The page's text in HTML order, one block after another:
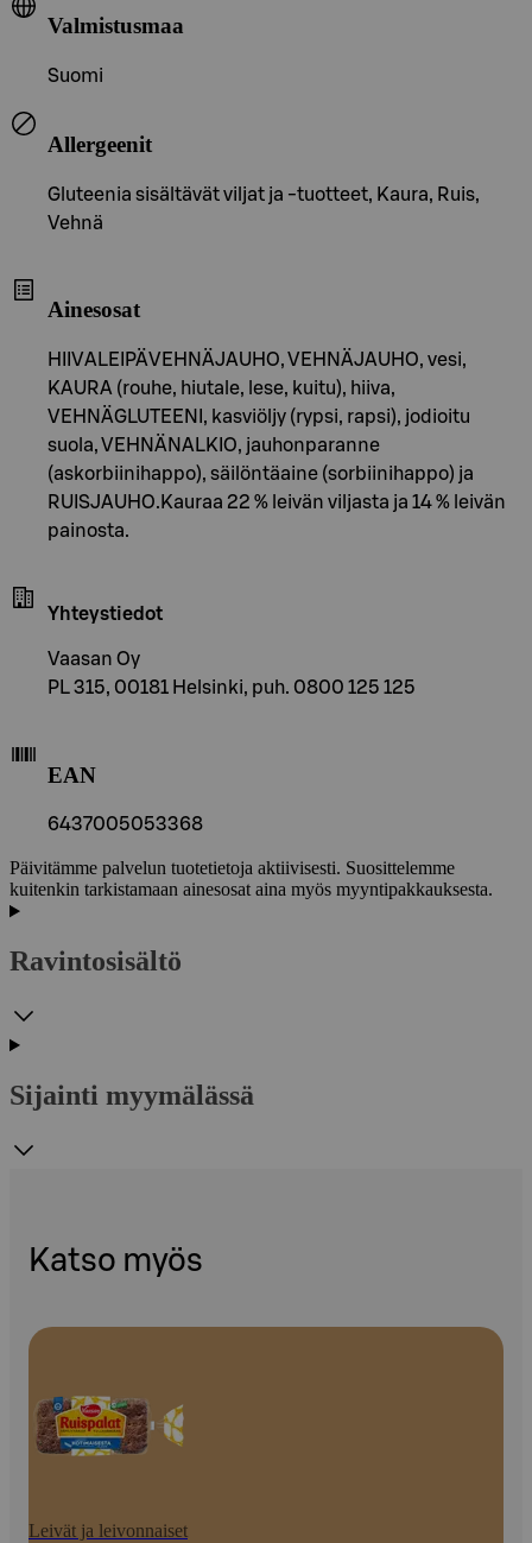
Valmistusmaa
Suomi
Allergeenit
Gluteenia sisältävät viljat ja -tuotteet, Kaura, Ruis,
Vehnä
Ainesosat
HIIVALEIPÄVEHNÄJAUHO, VEHNÄJAUHO, vesi,
KAURA (rouhe, hiutale, lese, kuitu), hiiva,
VEHNÄGLUTEENI, kasviöljy (rypsi, rapsi), jodioitu
suola, VEHNÄNALKIO, jauhonparanne
(askorbiinihappo), säilöntäaine (sorbiinihappo) ja
RUISJAUHO.Kauraa 22 % leivän viljasta ja 14 % leivän
painosta.
Yhteystiedot
Vaasan Oy
PL 315, 00181 Helsinki, puh. 0800 125 125
EAN
6437005053368
Päivitämme palvelun tuotetietoja aktiivisesti. Suosittelemme
kuitenkin tarkistamaan ainesosat aina myös myyntipakkauksesta.
Ravintosisältö
Sijainti myymälässä
Katso myös
Leivät ja leivonnaiset